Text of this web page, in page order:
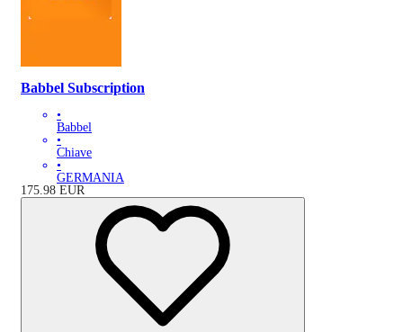
Babbel Subscription
•
Babbel
•
Chiave
•
GERMANIA
175.98 EUR